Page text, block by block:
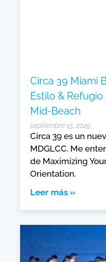
Circa 39 Miami
Estilo &
Mid-Beach
septiembre 15, 2025
Circa 39 es un
MDGLCC. Me
de Maximizing
Orientation.
Leer más »